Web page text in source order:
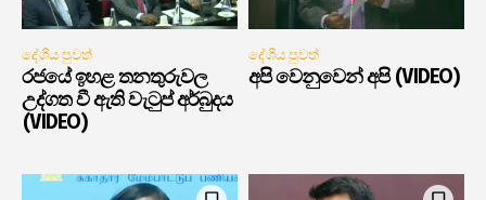
දේශීය පුවත්
රජයේ ඉහළ තනතුරුවල
උද්ගත වී ඇති වැටුප් අර්බුදය
(VIDEO)
දේශීය පුවත්
අපි වෙනුවෙන් අපි (VIDEO)